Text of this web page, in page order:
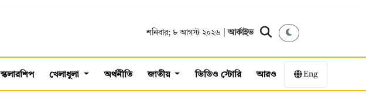
শনিবার; ৮ আগস্ট ২০২৬ |আর্কাইভ
স্কলারশিপ খেলাধুলা অর্থনীতি জাতীয় ভিডিও স্টোরি আরও Eng